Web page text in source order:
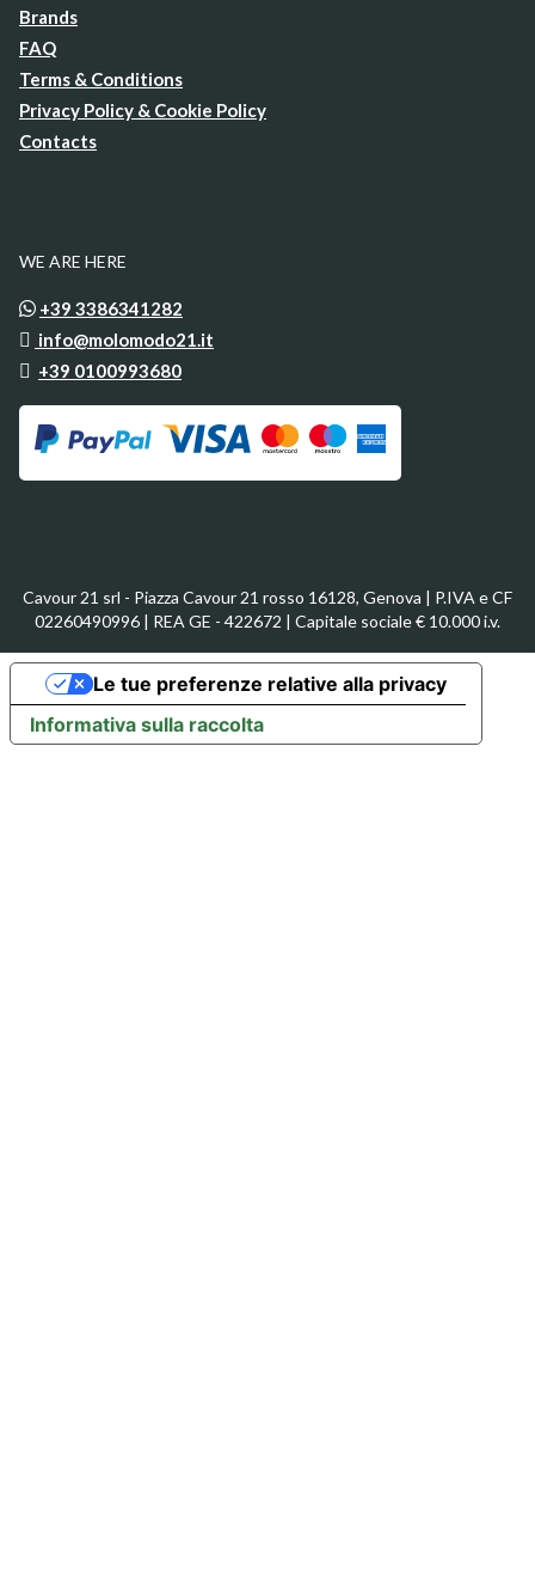
Brands
FAQ
Terms & Conditions
Privacy Policy & Cookie Policy
Contacts
WE ARE HERE
+39 3386341282
info@molomodo21.it
+39 0100993680
Cavour 21 srl - Piazza Cavour 21 rosso 16128, Genova | P.IVA e CF
02260490996 | REA GE - 422672 | Capitale sociale € 10.000 i.v.
Informativa sulla raccolta
Le tue preferenze relative alla privacy